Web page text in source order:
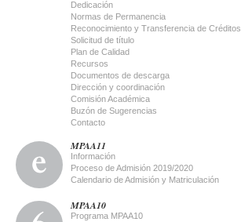
Dedicación
Normas de Permanencia
Reconocimiento y Transferencia de Créditos
Solicitud de título
Plan de Calidad
Recursos
Documentos de descarga
Dirección y coordinación
Comisión Académica
Buzón de Sugerencias
Contacto
MPAA11
Información
Proceso de Admisión 2019/2020
Calendario de Admisión y Matriculación
MPAA10
Programa MPAA10